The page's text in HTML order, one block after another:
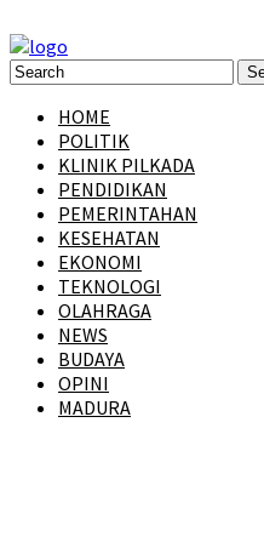
HOME
POLITIK
KLINIK PILKADA
PENDIDIKAN
PEMERINTAHAN
KESEHATAN
EKONOMI
TEKNOLOGI
OLAHRAGA
NEWS
BUDAYA
OPINI
MADURA